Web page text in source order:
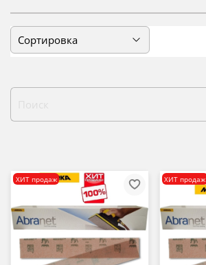
ХИТ продаж ХИТ продаж